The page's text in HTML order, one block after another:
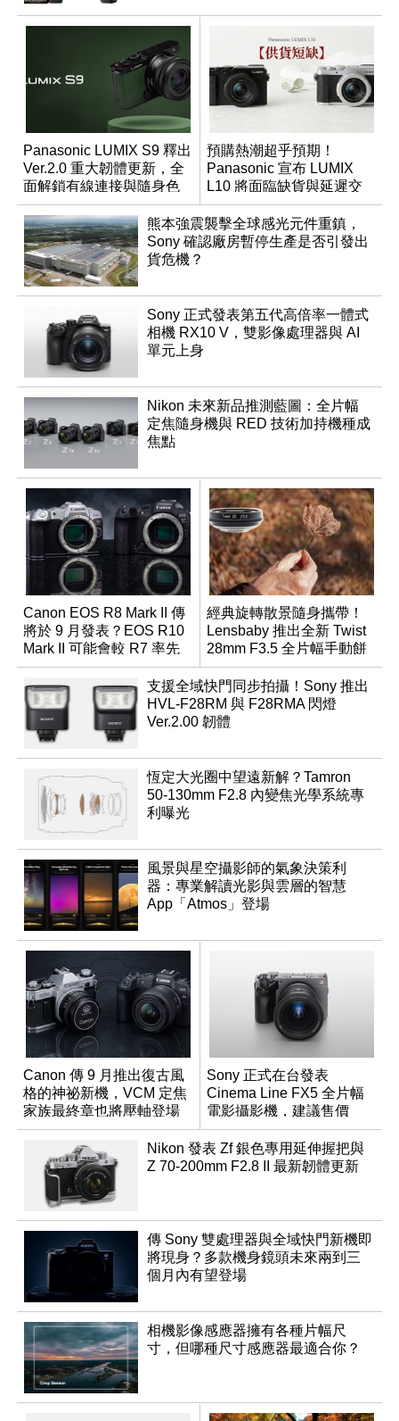
Panasonic LUMIX S9 釋出
Ver.2.0 重大韌體更新，全
面解鎖有線連接與隨身色
調編輯
預購熱潮超乎預期！
Panasonic 宣布 LUMIX
L10 將面臨缺貨與延遲交
貨時間
熊本強震襲擊全球感光元件重鎮，
Sony 確認廠房暫停生產是否引發出
貨危機？
Sony 正式發表第五代高倍率一體式
相機 RX10 V，雙影像處理器與 AI
單元上身
Nikon 未來新品推測藍圖：全片幅
定焦隨身機與 RED 技術加持機種成
焦點
Canon EOS R8 Mark II 傳
將於 9 月發表？EOS R10
Mark II 可能會較 R7 率先
推出
經典旋轉散景隨身攜帶！
Lensbaby 推出全新 Twist
28mm F3.5 全片幅手動餅
乾鏡
支援全域快門同步拍攝！Sony 推出
HVL-F28RM 與 F28RMA 閃燈
Ver.2.00 韌體
恆定大光圈中望遠新解？Tamron
50-130mm F2.8 內變焦光學系統專
利曝光
風景與星空攝影師的氣象決策利
器：專業解讀光影與雲層的智慧
App「Atmos」登場
Canon 傳 9 月推出復古風
格的神祕新機，VCM 定焦
家族最終章也將壓軸登場
Sony 正式在台發表
Cinema Line FX5 全片幅
電影攝影機，建議售價
NT$144,980
Nikon 發表 Zf 銀色專用延伸握把與
Z 70-200mm F2.8 II 最新韌體更新
傳 Sony 雙處理器與全域快門新機即
將現身？多款機身鏡頭未來兩到三
個月內有望登場
相機影像感應器擁有各種片幅尺
寸，但哪種尺寸感應器最適合你？